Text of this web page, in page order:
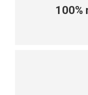
100%